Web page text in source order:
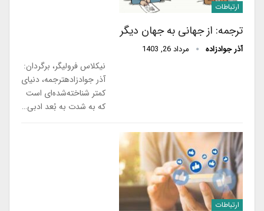
ارتباطات
ترجمه: از جهانی به جهان دیگر
آذر جوادزاده مرداد 26, 1403
نیکلاس فرولیگر، برگردان:
آذر جوادزادهترجمه، دنیای
کمتر شناخته‌شده‌ای است
که به شدت به بُعد ادبی…
ارتباطات